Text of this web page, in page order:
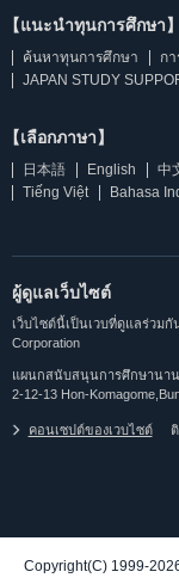
【แนะนำทุนการศึกษา】
ค้นหาทุนการศึกษา
ก
JAPAN STUDY
【เลือกภาษา】
日本語 English 中
Tiếng Việt
Bahasa
ผู้ดูแลเว็บไซต์
เว็บไซต์นี้เป็นเวบที่ดูแลร่วมกั
Corporation
แผนกสนับสนุนการศึกษานานา
2-12-13 Hon-
คอนเซปต์ของเวบไซต์
Copyright(C) 1999-